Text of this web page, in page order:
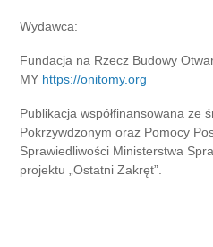
Wydawca:
Fundacja na Rzecz Budowy
MY https://onitomy.org
Publikacja współfinansowana ze
Pokrzywdzonym oraz Pomocy
Sprawiedliwości Ministerstwa
projektu „Ostatni Zakręt”.